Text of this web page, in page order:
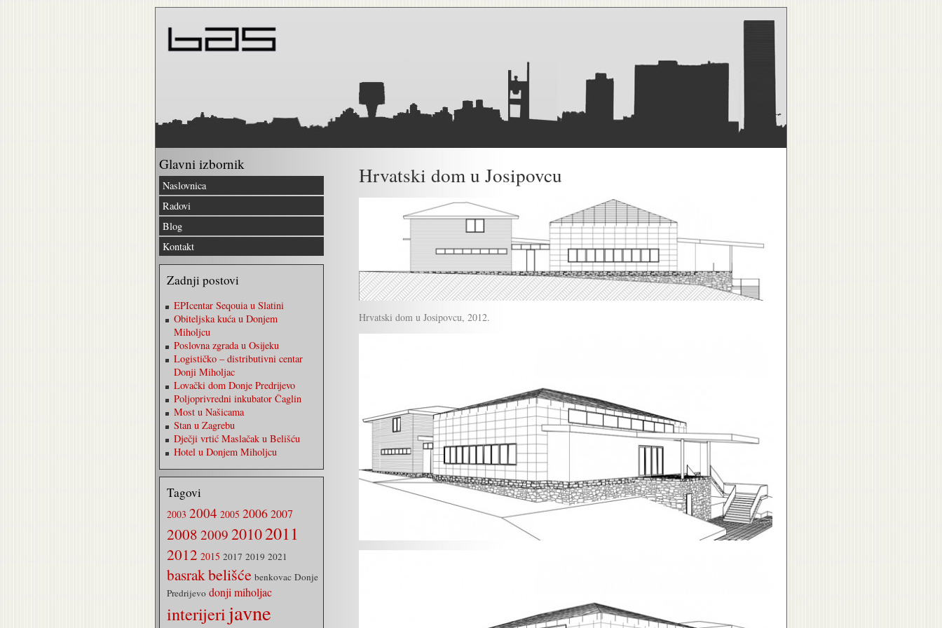
Hrvatski dom u Josipovcu
Hrvatski dom u Josipovcu, 2012.
Glavni izbornik
Naslovnica
Radovi
Blog
Kontakt
Zadnji postovi
EPIcentar Seqouia u Slatini
Obiteljska kuća u Donjem
Miholjcu
Poslovna zgrada u Osijeku
Logističko – distributivni centar
Donji Miholjac
Lovački dom Donje Predrijevo
Poljoprivredni inkubator Čaglin
Most u Našicama
Stan u Zagrebu
Dječji vrtić Maslačak u Belišću
Hotel u Donjem Miholjcu
Tagovi
2003 2004 2005 20062007
2008 2009 20102011
2012 2015 2017 2019 2021
basrakbelišće benkovac Donje
Predrijevo donji miholjac
interijerijavne